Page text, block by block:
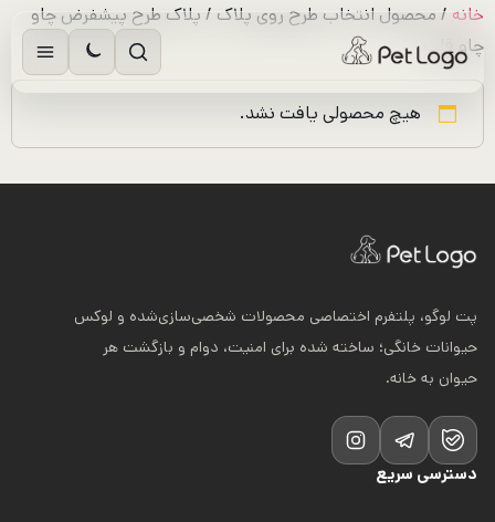
پرش
به
محتوا
خانه / محصول انتخاب طرح روی پلاک / پلاک طرح پیشفرض چاو
چاو قلب
هیچ محصولی یافت نشد.
پت لوگو، پلتفرم اختصاصی محصولات شخصی‌سازی‌شده و لوکس
حیوانات خانگی؛ ساخته شده برای امنیت، دوام و بازگشت هر
حیوان به خانه.
دسترسی سریع